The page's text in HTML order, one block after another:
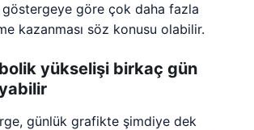
göre çok daha fazla
kazanması söz konusu olabilir.
yükselişi birkaç gün
günlük grafikte şimdiye dek